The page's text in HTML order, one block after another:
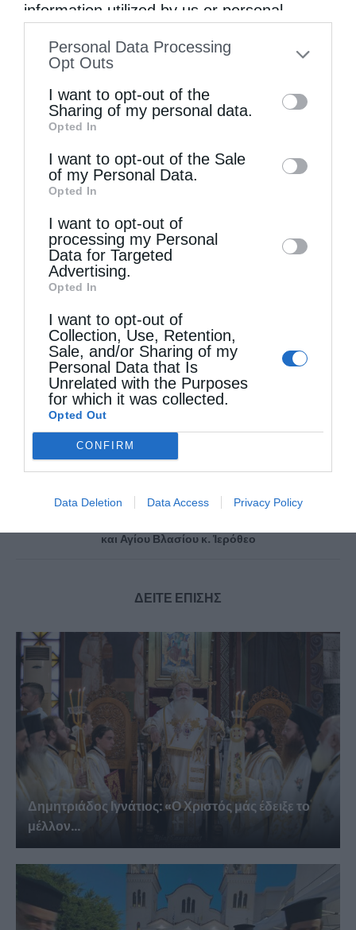
information utilized by us or personal
to your opt-out. You may separately opt-out
information by third parties on the IAB’s list
of downstream participants. This
information may also be disclosed by us to
third parties on theIAB’s List of
Downstream Participants
disclose it to other third parties.
Personal Data Processing
Opt Outs
I want to opt-out of the
Sharing of my personal data.
Opted In
I want to opt-out of the Sale
of my Personal Data.
Opted In
I want to opt-out of
processing my Personal
Data for Targeted
Advertising.
Opted In
I want to opt-out of
Collection, Use, Retention,
Sale, and/or Sharing of my
Personal Data that Is
Unrelated with the Purposes
for which it was collected.
Opted Out
CONFIRM
Data Deletion Data Access Privacy Policy
Φωτογραφίες: Χρήστος Μπόνης
ΑΡΧΙΕΠΊΣΚΟΠΟΣ ΑΘΗΝΏΝ Κ. ΙΕΡΏΝΥΜΟΣ
ΜΗΤΡΟΠΟΛΊΤΗΣ Ν. ΙΩΝΊΑΣ Κ. ΓΑΒΡΙΉΛ
ΜΟΙΡΑΣΟΥ
Προηγούμενο άρθρο
Οσία Μεθοδία της Κιμώλου (05 Οκτωβρίου)
’’ΔΗΜΗΤΡΙΑ 2021’’ 2η μέρα – Ὁμιλία & Ἐνοριακό
και Αγίου Βλασίου κ. Ἱερόθεο
ΔΕΙΤΕ ΕΠΙΣΗΣ
Δημητριάδος Ιγνάτιος: «Ο Χριστός μάς έδειξε το
μέλλον...